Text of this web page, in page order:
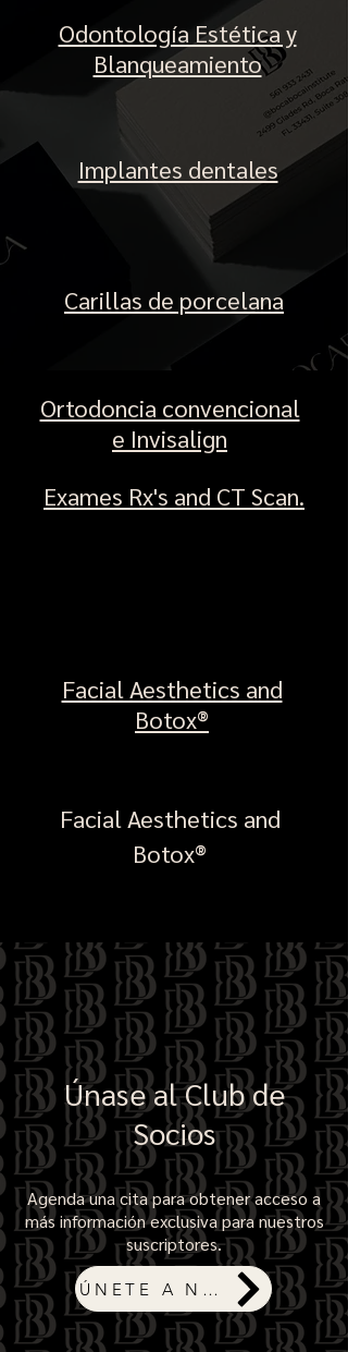
Odontología Estética y
Blanqueamiento
Implantes dentales
Carillas de porcelana
Ortodoncia convencional
e Invisalign
Exames Rx's and CT Scan.
Facial Aesthetics and
Botox®
Facial Aesthetics and
Botox®
Únase al Club de
Socios
Agenda una cita para obtener acceso a
más información exclusiva para nuestros
suscriptores.
ÚNETE A NOSOTROS